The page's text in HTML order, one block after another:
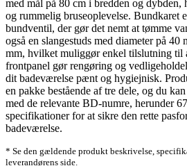
med mål på 80 cm i bredden og dybden,
og rummelig bruseoplevelse. Bundkaret
bundventil, der gør det nemt at tømme
også en slangestuds med diameter på
mm, hvilket muliggør enkel tilslutning til
frontpanel gør rengøring og
dit badeværelse pænt og hygiejnisk.
en pakke bestående af tre dele, og du
med de relevante BD-numre, herunder
specifikationer for at sikre den rette
badeværelse.
* Se den gældende produkt beskrivelse,
leverandørens side.